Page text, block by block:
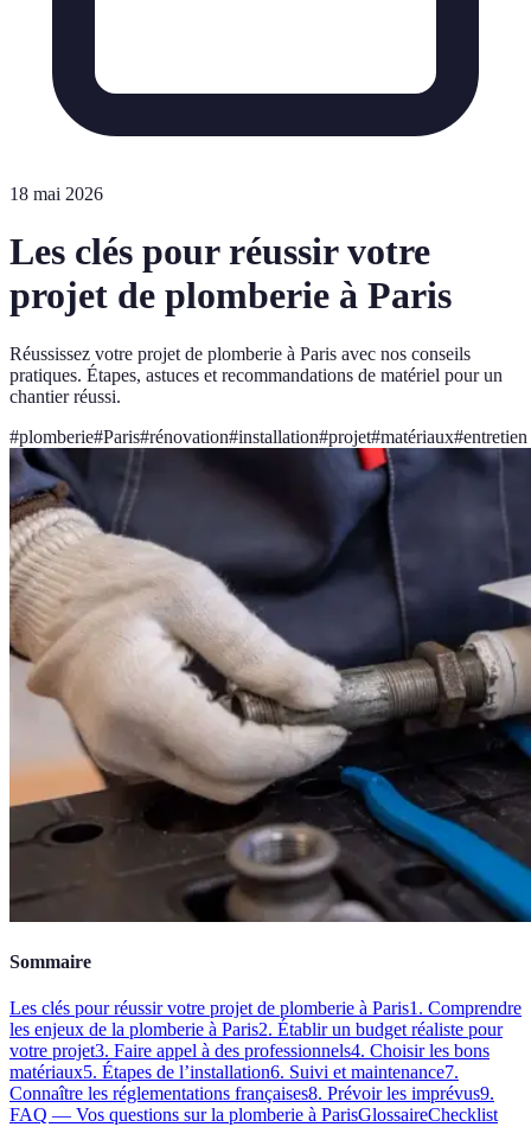
18 mai 2026
Les clés pour réussir votre
projet de plomberie à Paris
Réussissez votre projet de plomberie à Paris avec nos conseils
pratiques. Étapes, astuces et recommandations de matériel pour un
chantier réussi.
#plomberie#Paris#rénovation#installation#projet#matériaux#entretien
Sommaire
Les clés pour réussir votre projet de plomberie à Paris1. Comprendre
les enjeux de la plomberie à Paris2. Établir un budget réaliste pour
votre projet3. Faire appel à des professionnels4. Choisir les bons
matériaux5. Étapes de l’installation6. Suivi et maintenance7.
Connaître les réglementations françaises8. Prévoir les imprévus9.
FAQ — Vos questions sur la plomberie à ParisGlossaireChecklist